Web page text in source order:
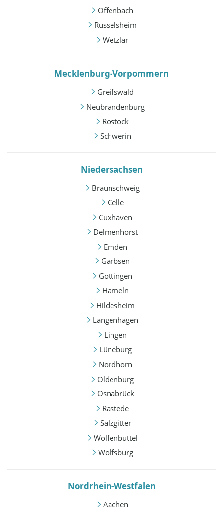
Offenbach
Rüsselsheim
Wetzlar
Mecklenburg-Vorpommern
Greifswald
Neubrandenburg
Rostock
Schwerin
Niedersachsen
Braunschweig
Celle
Cuxhaven
Delmenhorst
Emden
Garbsen
Göttingen
Hameln
Hildesheim
Langenhagen
Lingen
Lüneburg
Nordhorn
Oldenburg
Osnabrück
Rastede
Salzgitter
Wolfenbüttel
Wolfsburg
Nordrhein-Westfalen
Aachen